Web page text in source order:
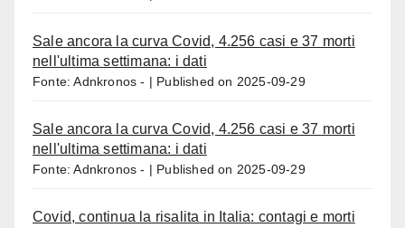
Sale ancora la curva Covid, 4.256 casi e 37 morti
nell'ultima settimana: i dati
Fonte: Adnkronos - Published on 2025-09-29
Sale ancora la curva Covid, 4.256 casi e 37 morti
nell'ultima settimana: i dati
Fonte: Adnkronos - Published on 2025-09-29
Covid, continua la risalita in Italia: contagi e morti